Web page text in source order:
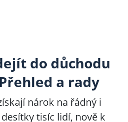
do důchodu
a rady
nárok na řádný i
tisíc lidí, nově k